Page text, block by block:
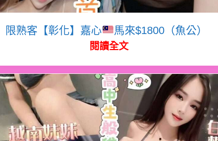
限熟客【彰化】嘉心 馬來$1800（魚公）
閱讀全文